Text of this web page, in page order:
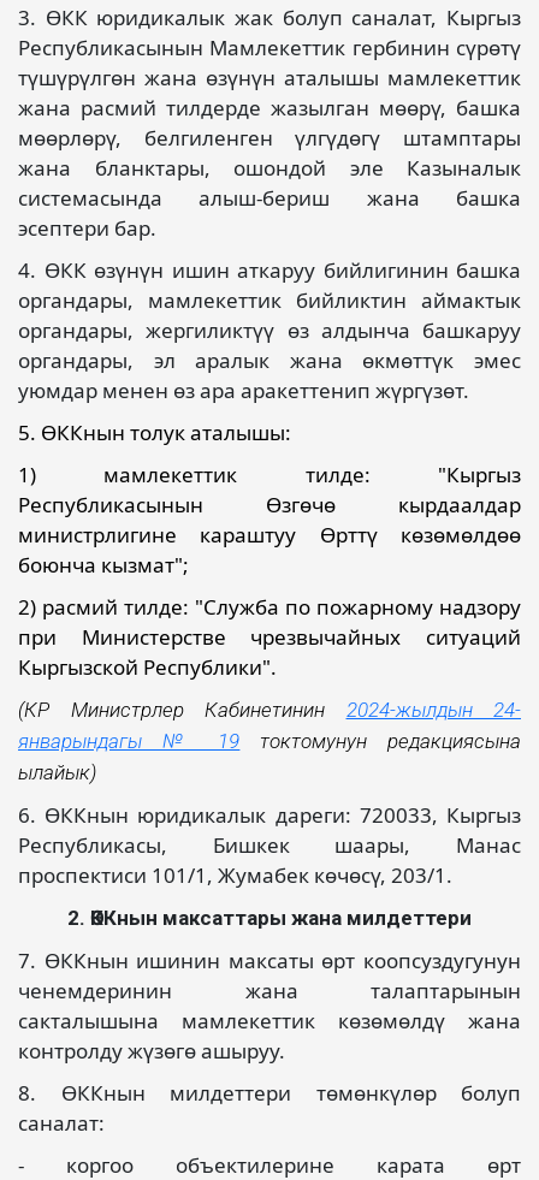
3. ӨКК юридикалык жак болуп саналат, Кыргыз
Республикасынын Мамлекеттик гербинин сүрөтү
түшүрүлгөн жана өзүнүн аталышы мамлекеттик
жана расмий тилдерде жазылган мөөрү, башка
мөөрлөрү, белгиленген үлгүдөгү штамптары
жана бланктары, ошондой эле Казыналык
системасында алыш-бериш жана башка
эсептери бар.
4. ӨКК өзүнүн ишин аткаруу бийлигинин башка
органдары, мамлекеттик бийликтин аймактык
органдары, жергиликтүү өз алдынча башкаруу
органдары, эл аралык жана өкмөттүк эмес
уюмдар менен өз ара аракеттенип жүргүзөт.
5. ӨККнын толук аталышы:
1) мамлекеттик тилде: "Кыргыз
Республикасынын Өзгөчө кырдаалдар
министрлигине караштуу Өрттү көзөмөлдөө
боюнча кызмат";
2) расмий тилде: "Служба по пожарному надзору
при Министерстве чрезвычайных ситуаций
Кыргызской Республики".
(КР Министрлер Кабинетинин 2024-жылдын 24-
январындагы № 19 токтомунун редакциясына
ылайык)
6. ӨККнын юридикалык дареги: 720033, Кыргыз
Республикасы, Бишкек шаары, Манас
проспектиси 101/1, Жумабек көчөсү, 203/1.
2. ӨККнын максаттары жана милдеттери
7. ӨККнын ишинин максаты өрт коопсуздугунун
ченемдеринин жана талаптарынын
сакталышына мамлекеттик көзөмөлдү жана
контролду жүзөгө ашыруу.
8. ӨККнын милдеттери төмөнкүлөр болуп
саналат:
- коргоо объектилерине карата өрт